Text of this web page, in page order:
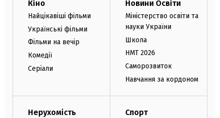
Кіно
Найцікавіші фільми
Українські фільми
Фільми на вечір
Комедії
Серіали
Новини Освіти
Міністерство освіти та
науки України
Школа
НМТ 2026
Саморозвиток
Навчання за кордоном
Нерухомість Спорт